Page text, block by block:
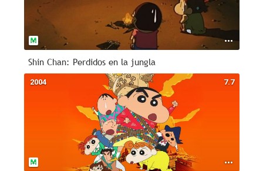
Shin Chan: Perdidos en la jungla
7.7
2004